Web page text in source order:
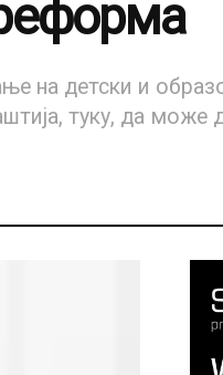
на детски и
туку, да